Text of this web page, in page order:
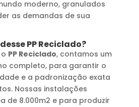
moderno, granulados
as demandas de sua
PP Reciclado?
PP Reciclado, contamos um
completo, para garantir o
e a padronização exata
Nossas instalações
de 8.000m2 e para produzir